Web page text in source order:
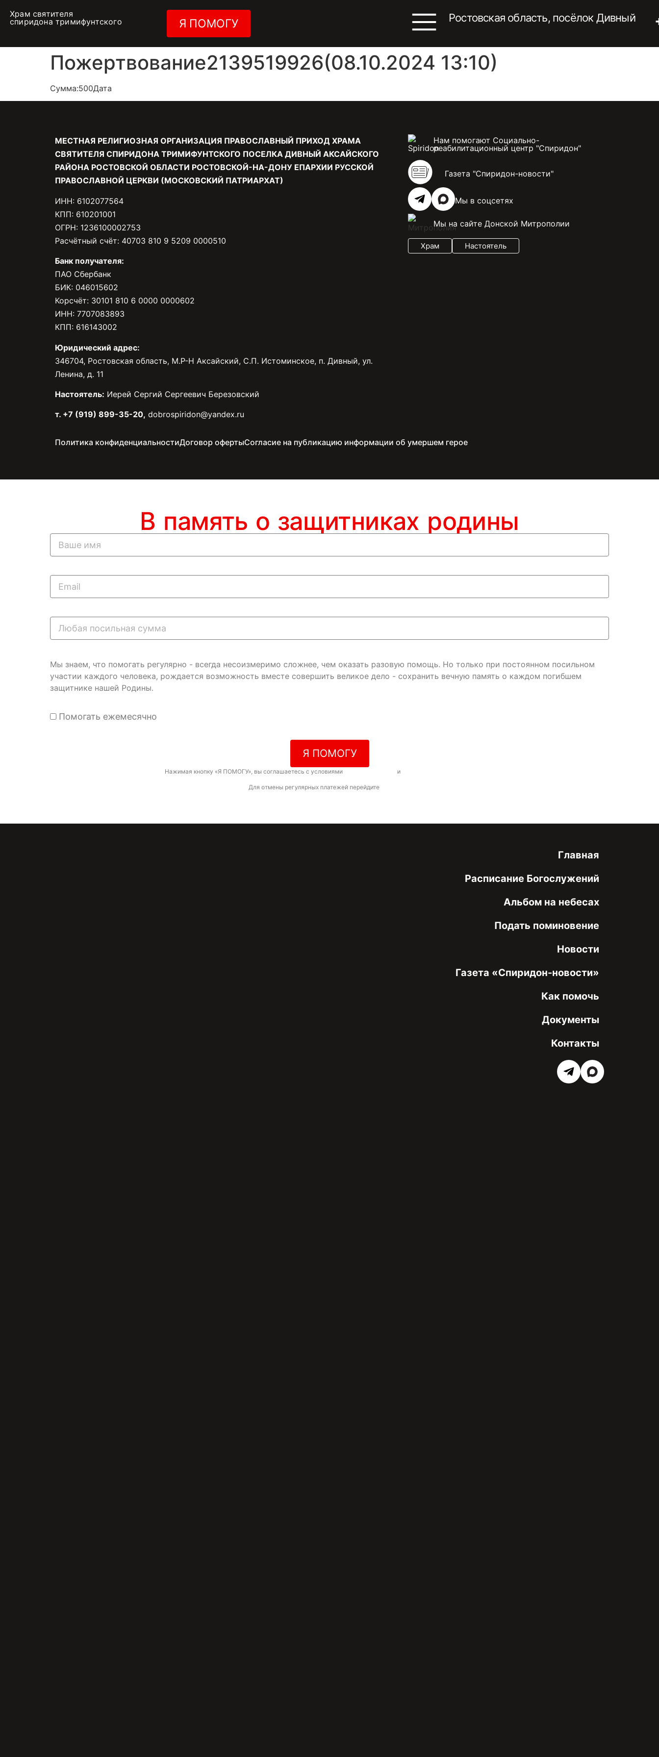
Храм святителя
спиридона тримифунтского
Я ПОМОГУ Ростовская область, посёлок Дивный
Пожертвование2139519926(08.10.2024 13:10)
Сумма:500Дата
МЕСТНАЯ РЕЛИГИОЗНАЯ ОРГАНИЗАЦИЯ ПРАВОСЛАВНЫЙ ПРИХОД ХРАМА
СВЯТИТЕЛЯ СПИРИДОНА ТРИМИФУНТСКОГО ПОСЕЛКА ДИВНЫЙ АКСАЙСКОГО
РАЙОНА РОСТОВСКОЙ ОБЛАСТИ РОСТОВСКОЙ-НА-ДОНУ ЕПАРХИИ РУССКОЙ
ПРАВОСЛАВНОЙ ЦЕРКВИ (МОСКОВСКИЙ ПАТРИАРХАТ)
ИНН: 6102077564
КПП: 610201001
ОГРН: 1236100002753
Расчётный счёт: 40703 810 9 5209 0000510
Банк получателя:
ПАО Сбербанк
БИК: 046015602
Корсчёт: 30101 810 6 0000 0000602
ИНН: 7707083893
КПП: 616143002
Юридический адрес:
346704, Ростовская область, М.Р-Н Аксайский, С.П. Истоминское, п. Дивный, ул.
Ленина, д. 11
Настоятель: Иерей Сергий Сергеевич Березовский
т. +7 (919) 899-35-20, dobrospiridon@yandex.ru
Нам помогают Социально-
реабилитационный центр "Спиридон"
Газета "Спиридон-новости"
Мы в соцсетях
Мы на сайте Донской Митрополии
Храм Настоятель
Политика конфиденциальностиДоговор офертыСогласие на публикацию информации об умершем герое
В память о защитниках родины
Мы знаем, что помогать регулярно - всегда несоизмеримо сложнее, чем оказать разовую помощь. Но только при постоянном посильном
участии каждого человека, рождается возможность вместе совершить великое дело - сохранить вечную память о каждом погибшем
защитнике нашей Родины.
Помогать ежемесячно
Я ПОМОГУ
Нажимая кнопку «Я ПОМОГУ», вы соглашаетесь с условиями и
Для отмены регулярных платежей перейдите
Главная
Расписание Богослужений
Альбом на небесах
Подать поминовение
Новости
Газета «Спиридон-новости»
Как помочь
Документы
Контакты